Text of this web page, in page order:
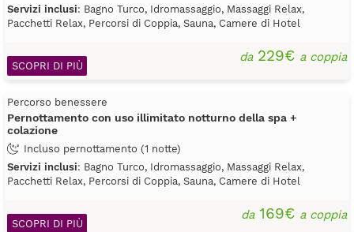
Servizi inclusi: Bagno Turco, Idromassaggio, Massaggi Relax,
Pacchetti Relax, Percorsi di Coppia, Sauna, Camere di Hotel
da229€ a coppia
SCOPRI DI PIÙ
Percorso benessere
Pernottamento con uso illimitato notturno della spa +
colazione
Incluso pernottamento (1 notte)
Servizi inclusi: Bagno Turco, Idromassaggio, Massaggi Relax,
Pacchetti Relax, Percorsi di Coppia, Sauna, Camere di Hotel
da169€ a coppia
SCOPRI DI PIÙ